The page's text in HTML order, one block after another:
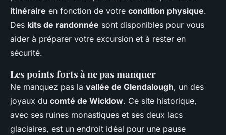
itinéraire en fonction de votre condition physique.
Des kits de randonnée sont disponibles pour vous
aider à préparer votre excursion et à rester en
sécurité.
Les points forts à ne pas manquer
Ne manquez pas la vallée de Glendalough, un des
joyaux du comté de Wicklow. Ce site historique,
avec ses ruines monastiques et ses deux lacs
glaciaires, est un endroit idéal pour une pause